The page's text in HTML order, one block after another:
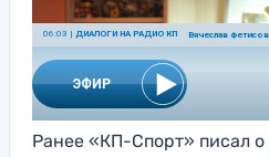
Ранее «КП-Спорт» писал о